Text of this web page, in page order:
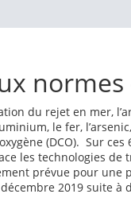
du rejet en mer,
le fer,
(DCO). Sur
les technologies de
prévue pour une
2019 suite